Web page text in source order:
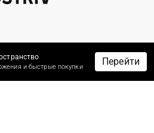
и быстрые покупки Перейти